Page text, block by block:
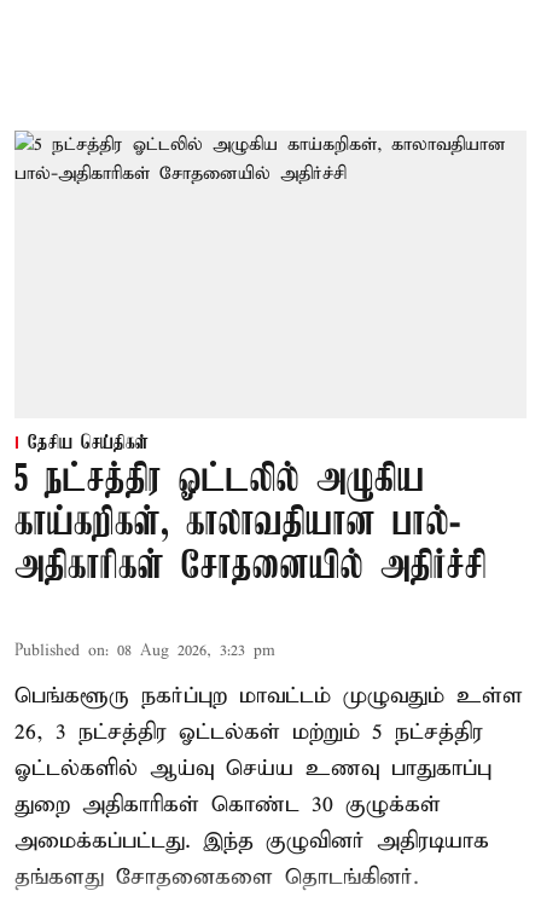
தேசிய செய்திகள்
5 நட்சத்திர ஓட்டலில் அழுகிய
காய்கறிகள், காலாவதியான பால்-
அதிகாரிகள் சோதனையில் அதிர்ச்சி
Published on: 08 Aug 2026, 3:23 pm
பெங்களூரு நகர்ப்புற மாவட்டம் முழுவதும் உள்ள
26, 3 நட்சத்திர ஓட்டல்கள் மற்றும் 5 நட்சத்திர
ஓட்டல்களில் ஆய்வு செய்ய உணவு பாதுகாப்பு
துறை அதிகாரிகள் கொண்ட 30 குழுக்கள்
அமைக்கப்பட்டது. இந்த குழுவினர் அதிரடியாக
தங்களது சோதனைகளை தொடங்கினர்.